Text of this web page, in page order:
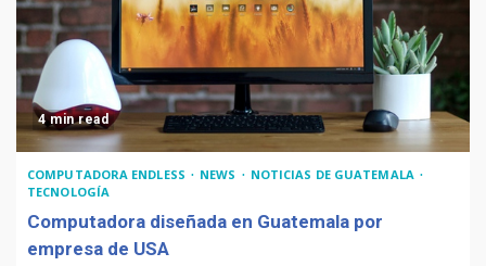
4 min read
COMPUTADORA ENDLESS NEWS
NOTICIAS DE GUATEMALA
TECNOLOGÍA
Computadora diseñada en Guatemala por
empresa de USA